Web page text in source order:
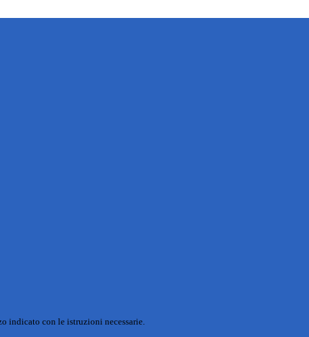
indicato con le istruzioni necessarie.